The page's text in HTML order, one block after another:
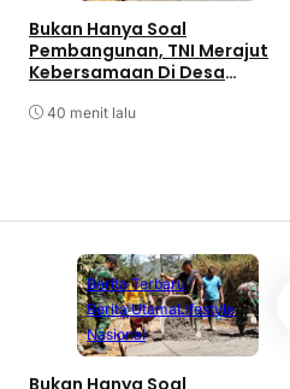
Bukan Hanya Soal
Pembangunan, TNI Merajut
Kebersamaan Di Desa
40 menit lalu
Berita Terbaru
Berita UtamaLifestyle
Nasional
Bukan Hanya Soal